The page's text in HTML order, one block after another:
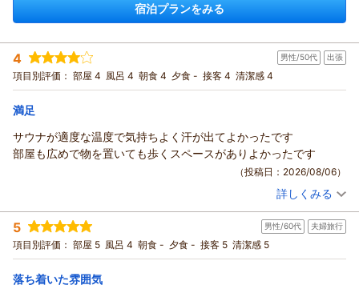
宿泊プランをみる
4 男性/50代 出張
項目別評価： 部屋 4 風呂 4 朝食 4 夕食 - 接客 4 清潔感 4
満足
サウナが適度な温度で気持ちよく汗が出てよかったです
部屋も広めで物を置いても歩くスペースがありよかったです
（投稿日：2026/08/06）
投稿者： シュウさん(男性/50代)
宿泊プラン： 【ポイント10％】今ならオトク！ポイント10％が貯まる！キャ
ンペーンプラン♪★朝食付き
シングル 朝のみ
宿泊価格帯： 17,001～18,000円(大人一人あたり/税込)
詳しくみる
5 男性/60代 夫婦旅行
項目別評価： 部屋 5 風呂 4 朝食 - 夕食 - 接客 5 清潔感 5
落ち着いた雰囲気